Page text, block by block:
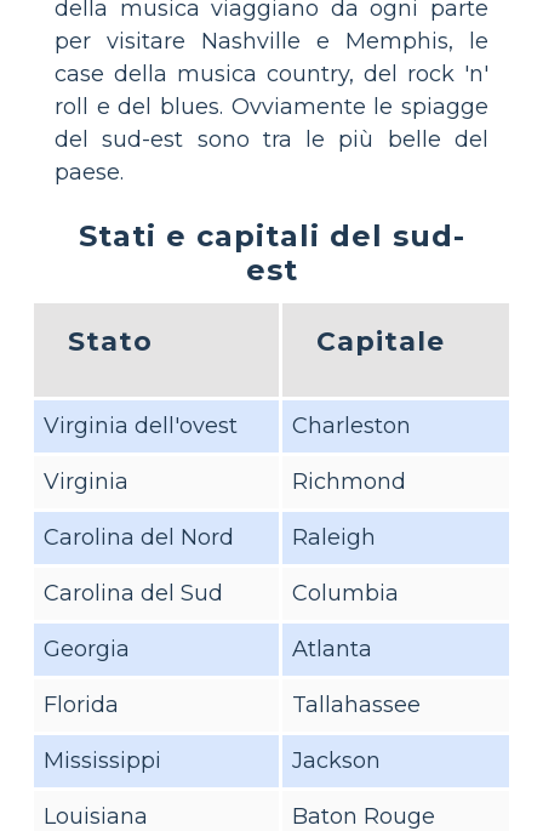
della musica viaggiano da ogni parte
per visitare Nashville e Memphis, le
case della musica country, del rock 'n'
roll e del blues. Ovviamente le spiagge
del sud-est sono tra le più belle del
paese.
Stati e capitali del sud-
est
Stato Capitale
Virginia dell'ovest Charleston
Virginia Richmond
Carolina del Nord Raleigh
Carolina del Sud Columbia
Georgia Atlanta
Florida Tallahassee
Mississippi Jackson
Louisiana Baton Rouge